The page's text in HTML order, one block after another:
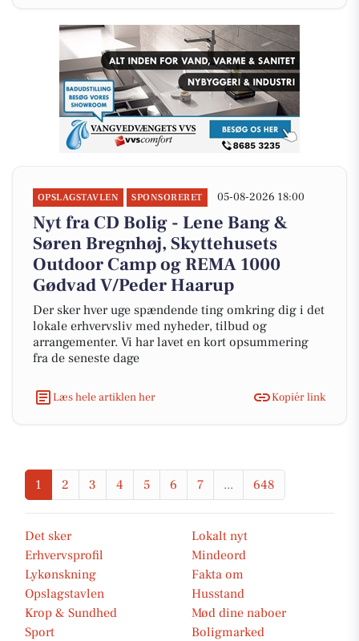
OPSLAGSTAVLEN SPONSORERET 05-08-2026 18:00
Nyt fra CD Bolig - Lene Bang &
Søren Bregnhøj, Skyttehusets
Outdoor Camp og REMA 1000
Gødvad V/Peder Haarup
Der sker hver uge spændende ting omkring dig i det
lokale erhvervsliv med nyheder, tilbud og
arrangementer. Vi har lavet en kort opsummering
fra de seneste dage
Læs hele artiklen her Kopiér link
1 2 3 4 5 6 7 ... 648
Det sker
Lokalt nyt
Erhvervsprofil
Mindeord
Lykønskning
Fakta om
Opslagstavlen
Husstand
Krop & Sundhed
Mød dine naboer
Sport
Boligmarked